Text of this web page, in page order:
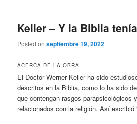
Keller – Y la Biblia
Posted onseptiembre 19, 2022
ACERCA DE LA OBRA
El Doctor Werner Keller ha sido
descritos en la Biblia, como lo ha sido
que contengan rasgos parapsicológicos
relacionados con la religión. Así escribió